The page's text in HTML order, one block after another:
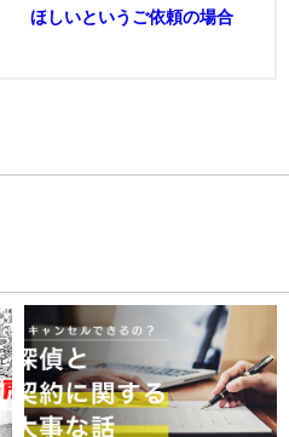
ほしいというご依頼の場合